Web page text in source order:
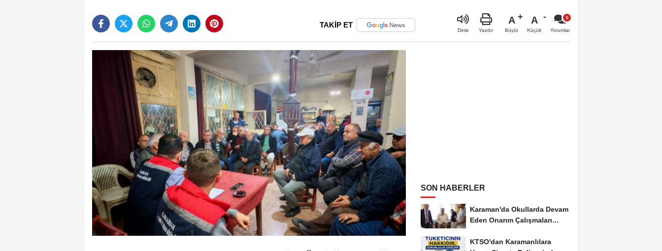
TAKİP ET
Dinle Yazdır
A
Büyüt
A
Küçült Yorumlar
SON HABERLER
Karaman'da Okullarda Devam
Eden Onarım Çalışmaları
KTSO'dan Karamanlılara